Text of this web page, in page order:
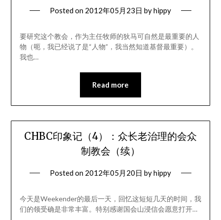
Posted on 2012年05月23日 byhippy
要研究这个教会，作为主任牧师的狄马可自然是最重要的人
物（呃，我已经说了是“人物”，我当然知道基督最重要）。
我也…
Read more
CHBC印象记（4）：众长老治理的会众
制教会（续）
Posted on 2012年05月20日 byhippy
今天是Weekender的最后一天，回忆这短短几天的时间，我
们的领受确是非常丰富。特别感谢国会山浸信会愿意打开…